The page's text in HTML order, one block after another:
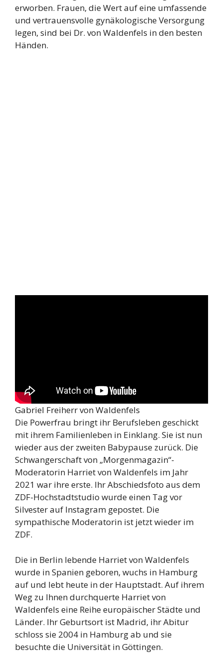
erworben. Frauen, die Wert auf eine umfassende
und vertrauensvolle gynäkologische Versorgung
legen, sind bei Dr. von Waldenfels in den besten
Händen.
Gabriel Freiherr von Waldenfels
Die Powerfrau bringt ihr Berufsleben geschickt
mit ihrem Familienleben in Einklang. Sie ist nun
wieder aus der zweiten Babypause zurück. Die
Schwangerschaft von „Morgenmagazin“-
Moderatorin Harriet von Waldenfels im Jahr
2021 war ihre erste. Ihr Abschiedsfoto aus dem
ZDF-Hochstadtstudio wurde einen Tag vor
Silvester auf Instagram gepostet. Die
sympathische Moderatorin ist jetzt wieder im
ZDF.
Die in Berlin lebende Harriet von Waldenfels
wurde in Spanien geboren, wuchs in Hamburg
auf und lebt heute in der Hauptstadt. Auf ihrem
Weg zu Ihnen durchquerte Harriet von
Waldenfels eine Reihe europäischer Städte und
Länder. Ihr Geburtsort ist Madrid, ihr Abitur
schloss sie 2004 in Hamburg ab und sie
besuchte die Universität in Göttingen.